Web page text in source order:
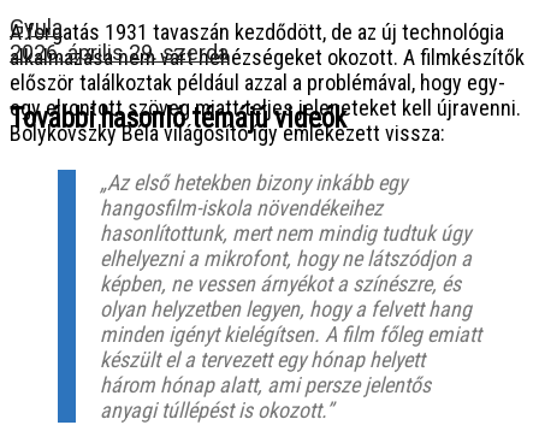
A forgatás 1931 tavaszán kezdődött, de az új technológia
alkalmazása nem várt nehézségeket okozott. A filmkészítők
először találkoztak például azzal a problémával, hogy egy-
egy elrontott szöveg miatt teljes jeleneteket kell újravenni.
Bolykovszky Béla világosító így emlékezett vissza:
„Az első hetekben bizony inkább egy
hangosfilm-iskola növendékeihez
hasonlítottunk, mert nem mindig tudtuk úgy
elhelyezni a mikrofont, hogy ne látszódjon a
képben, ne vessen árnyékot a színészre, és
olyan helyzetben legyen, hogy a felvett hang
minden igényt kielégítsen. A film főleg emiatt
készült el a tervezett egy hónap helyett
három hónap alatt, ami persze jelentős
anyagi túllépést is okozott.”
Gyula
2026. április 29. szerda
További hasonló témájú videók